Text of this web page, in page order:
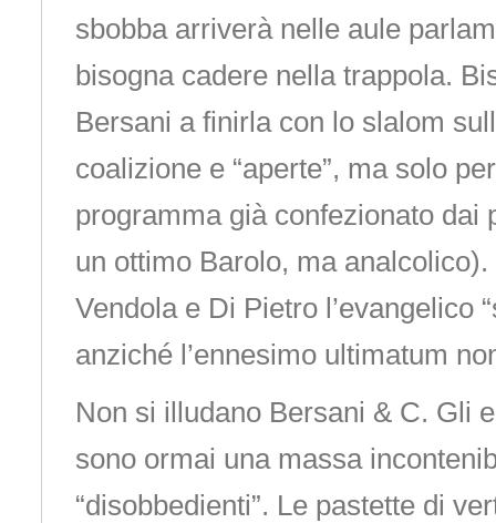
sbobba arriverà nelle aule
bisogna cadere nella trappola.
Bersani a finirla con lo slalom
coalizione e “aperte”, ma solo
programma già confezionato dai
un ottimo Barolo, ma
Vendola e Di Pietro l’evangelico
anziché l’ennesimo ultimatum
Non si illudano Bersani & C. Gli
sono ormai una massa
“disobbedienti”. Le pastette di